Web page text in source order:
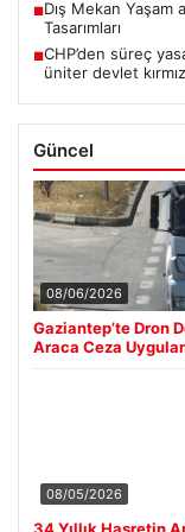
■Dış Mekan Yaşam
Tasarımları
■CHP’den süreç
üniter devlet
Güncel
08/06/2026
Gaziantep’te Dron
Araca Ceza
08/05/2026
34 Yıllık Hasretin